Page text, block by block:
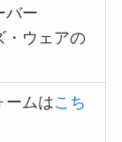
バー
・ウェアの
ームはこち